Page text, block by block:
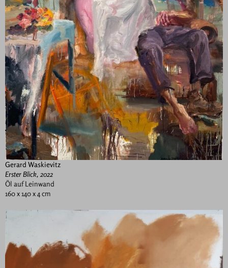
Gerard Waskievitz
Erster Blick, 2022
Öl auf Leinwand
160 x 140 x 4 cm